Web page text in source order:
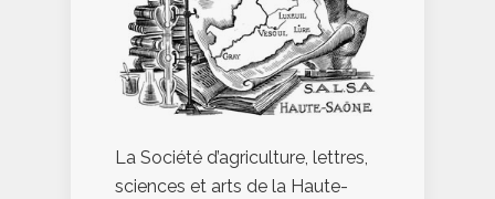
La Société d’agriculture, lettres,
sciences et arts de la Haute-